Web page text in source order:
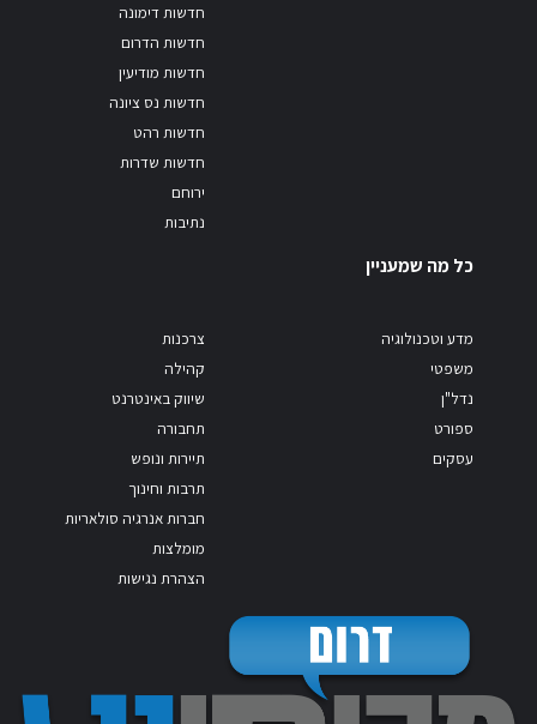
חדשות דימונה
חדשות הדרום
חדשות מודיעין
חדשות נס ציונה
חדשות רהט
חדשות שדרות
ירוחם
נתיבות
כל מה שמעניין
מדע וטכנולוגיה
משפטי
נדל"ן
ספורט
עסקים
צרכנות
קהילה
שיווק באינטרנט
תחבורה
תיירות ונופש
תרבות וחינוך
חברות אנרגיה סולאריות
מומלצות
הצהרת נגישות